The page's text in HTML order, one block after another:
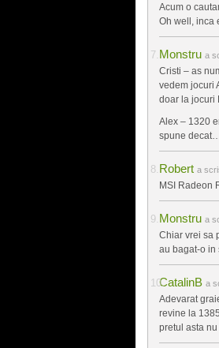
Acum o
Oh well, inca
Monstru a
Cristi – as
vedem jocuri
doar la jocuri
Alex – 1320
spune
Robert a
MSI Radeon
Monstru a
Chiar vrei sa
au bagat-o in
CatalinB a
Adevarat
revine la
pretul asta